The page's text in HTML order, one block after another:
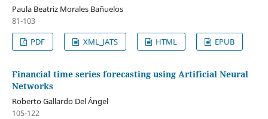
Paula Beatriz Morales Bañuelos
81-103
PDF
XML_JATS HTML EPUB
Financial time series forecasting using Artificial Neural
Networks
Roberto Gallardo Del Ángel
105-122